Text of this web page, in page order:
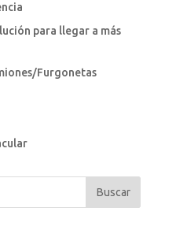
para llegar a más
Furgonetas